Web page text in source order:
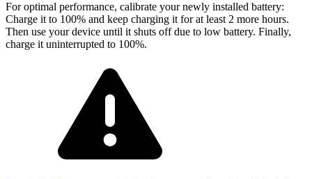
For optimal performance, calibrate your newly installed battery:
Charge it to 100% and keep charging it for at least 2 more hours.
Then use your device until it shuts off due to low battery. Finally,
charge it uninterrupted to 100%.